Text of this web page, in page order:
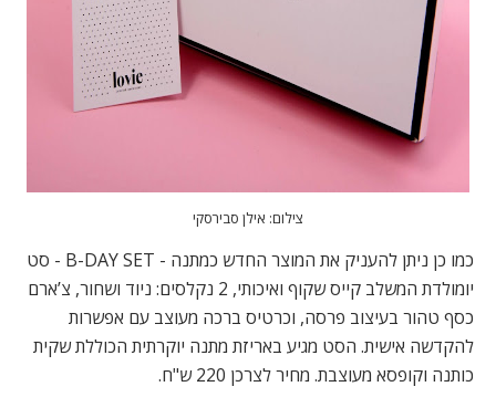
צילום: אילן סבירסקי
כמו כן ניתן להעניק את המוצר החדש כמתנה - B-DAY SET - סט
יומולדת המשלב קייס שקוף ואיכותי, 2 נקלסים: ניוד ושחור, צ’ארם
כסף טהור בעיצוב פרסה, וכרטיס ברכה מעוצב עם אפשרות
להקדשה אישית. הסט מגיע באריזת מתנה יוקרתית הכוללת שקית
כותנה וקופסא מעוצבת. מחיר לצרכן 220 ש"ח.